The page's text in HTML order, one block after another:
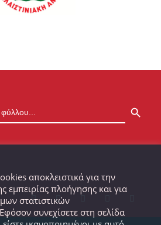
αποκλειστικά για την
εμπειρίας πλοήγησης και για
στατιστικών
συνεχίσετε στη σελίδα